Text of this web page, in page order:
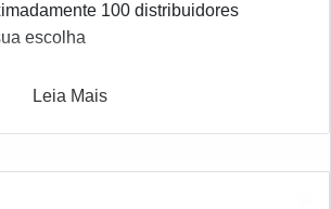
100 distribuidores
escolha
Leia Mais